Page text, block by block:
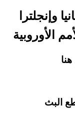
وإنجلترا
البث